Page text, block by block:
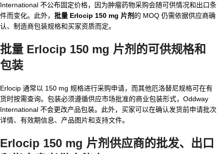
International 不公布固定价格，因为肿瘤药物采购会随可供情况和出口条
件而变化。此外， 批量 Erlocip 150 mg 片剂 的 MOQ 仍需依据供应商确
认、制造商包装规格和买家资质而定。
批量 Erlocip 150 mg 片剂的可供规格和
包装
Erlocip 通常以 150 mg 规格进行采购申请，而其他厄洛替尼规格可在有
货时按需查询。包装必须遵循供应市场批准的商业包装形式，Oddway
International 不会更改产品包装。此外，买家可以在确认发货前申请批次
详情、有效期信息、产品图片和支持文件。
Erlocip 150 mg 片剂供应商的批发、出口